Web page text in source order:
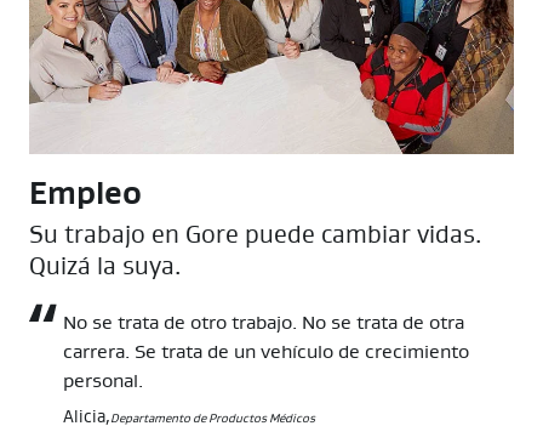
Empleo
Su trabajo en Gore puede cambiar vidas.
Quizá la suya.
No se trata de otro trabajo. No se trata de otra
carrera. Se trata de un vehículo de crecimiento
personal.
Alicia, Departamento de Productos Médicos